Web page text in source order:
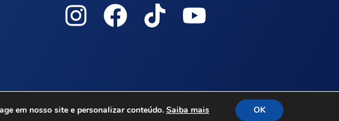
em nosso site e personalizar conteúdo. Saiba mais OK